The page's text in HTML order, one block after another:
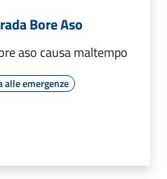
Bore Aso
aso causa maltempo
alle emergenze